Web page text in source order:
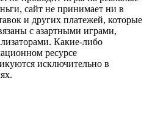
сайт не принимает ни в
и других платежей, которые
с азартными играми,
Какие-либо
ресурсе
исключительно в